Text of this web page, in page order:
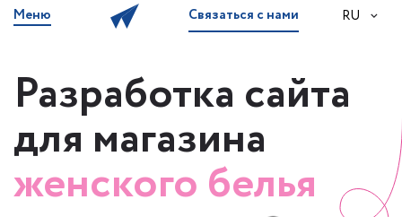
Меню Связаться с нами RU
Разработка сайта
для магазина
женского белья